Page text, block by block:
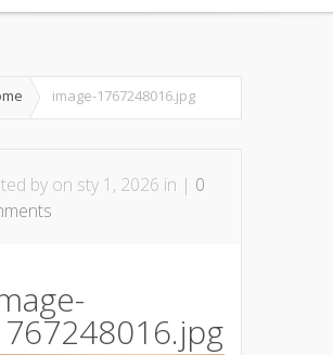
image-1767248016.jpg
by on sty 1, 2026 in | 0